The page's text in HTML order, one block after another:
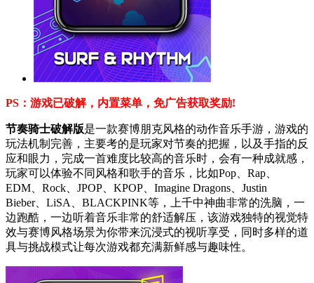
PS：游戏已破解，内置菜单，免广告获取奖励!
节奏骑士破解版是一款赛博朋克风格的动作音乐手游，游戏的
玩法机制完善，主要考的是玩家对节奏的把握，以及手指的反
应和眼力，完成一首难度比较高的音乐时，会有一种成就感，
玩家可以体验不同风格和歌手的音乐，比如Pop、Rap、
EDM、Rock、JPOP、KPOP、Imagine Dragons、Justin
Bieber、LiSA、BLACKPINK等，上千中神曲非常的洗脑，一
边跑酷，一边听着音乐非常的舒适解压，该游戏独特的视觉特
效与赛博风格场景为你带来沉浸式的视听享受，同时多样的道
具与挑战模式让每次游戏都充满新鲜感与趣味性。